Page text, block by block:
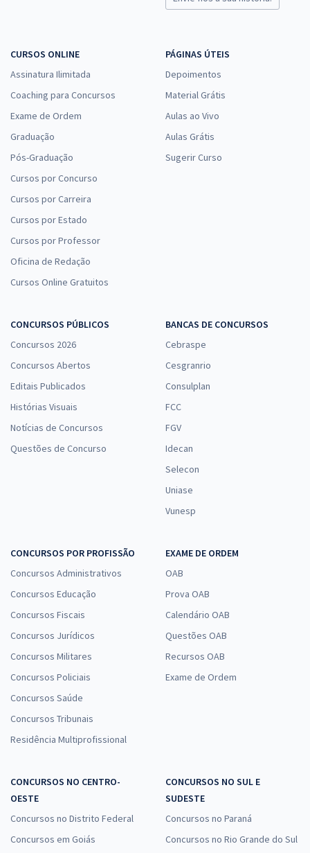
CURSOS ONLINE
Assinatura Ilimitada
Coaching para Concursos
Exame de Ordem
Graduação
Pós-Graduação
Cursos por Concurso
Cursos por Carreira
Cursos por Estado
Cursos por Professor
Oficina de Redação
Cursos Online Gratuitos
PÁGINAS ÚTEIS
Depoimentos
Material Grátis
Aulas ao Vivo
Aulas Grátis
Sugerir Curso
CONCURSOS PÚBLICOS
Concursos 2026
Concursos Abertos
Editais Publicados
Histórias Visuais
Notícias de Concursos
Questões de Concurso
BANCAS DE CONCURSOS
Cebraspe
Cesgranrio
Consulplan
FCC
FGV
Idecan
Selecon
Uniase
Vunesp
CONCURSOS POR PROFISSÃO
Concursos Administrativos
Concursos Educação
Concursos Fiscais
Concursos Jurídicos
Concursos Militares
Concursos Policiais
Concursos Saúde
Concursos Tribunais
Residência Multiprofissional
EXAME DE ORDEM
OAB
Prova OAB
Calendário OAB
Questões OAB
Recursos OAB
Exame de Ordem
CONCURSOS NO CENTRO-
OESTE
Concursos no Distrito Federal
Concursos em Goiás
CONCURSOS NO SUL E
SUDESTE
Concursos no Paraná
Concursos no Rio Grande do Sul